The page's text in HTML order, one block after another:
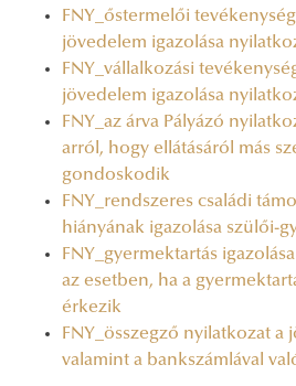
FNY_őstermelői
jövedelem igazolása
FNY_vállalkozási
jövedelem igazolása
FNY_az árva Pályázó
arról, hogy ellátásáról más
gondoskodik
FNY_rendszeres családi
hiányának igazolása szülői-
FNY_gyermektartás
az esetben, ha a
érkezik
FNY_összegző nyilatkozat
valamint a bankszámlával